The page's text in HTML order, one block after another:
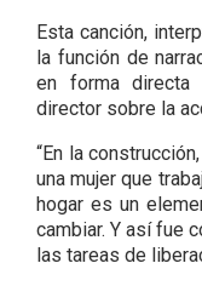
Esta canción,
la función de
en forma
director sobre la
“En la
una mujer que
hogar es un
cambiar. Y así fue
las tareas de